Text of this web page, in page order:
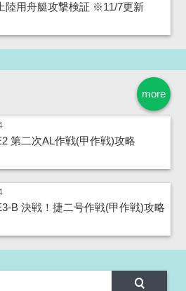
陸用舟艇攻撃検証 ※11/7更新
more
第二次AL作戦(甲作戦)攻略
B 決戦！捷二号作戦(甲作戦)攻略